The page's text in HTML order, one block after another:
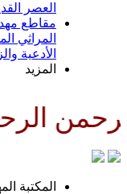
العصر
مقاطع
المراثي
الأدعية
المزيد
المكتبة